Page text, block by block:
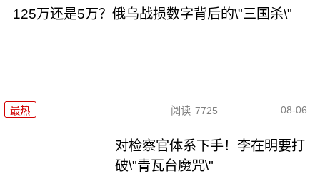
125万还是5万？俄乌战损数字背后的\"三国杀\"
最热 阅读 7725 08-06
对检察官体系下手！李在明要打
破\"青瓦台魔咒\"